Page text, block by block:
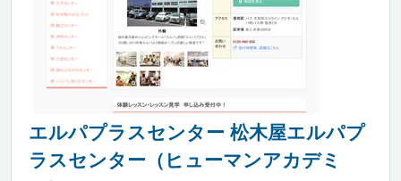
エルパプラスセンター 松木屋エルパプ
ラスセンター（ヒューマンアカデミ